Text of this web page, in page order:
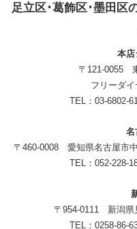
足立区･葛飾区･墨田区
本店
〒121-0055
フリーダ
TEL：03-6802-
名
〒460-0008 愛知県名古屋市
TEL：052-228-
〒954-0111 新潟県
TEL：0258-86-